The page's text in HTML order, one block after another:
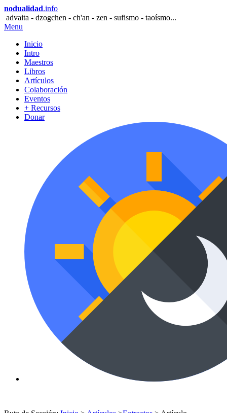
nodualidad.info
advaita - dzogchen - ch'an - zen - sufismo - taoísmo...
Menu
Inicio
Intro
Maestros
Libros
Artículos
Colaboración
Eventos
+ Recursos
Donar